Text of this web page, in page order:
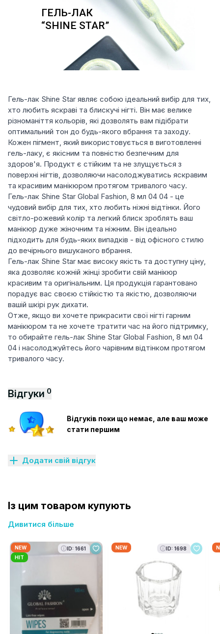
Гель-лак Shine Star являє собою ідеальний вибір для тих,
хто любить яскраві та блискучі нігті. Він має велике
різноманіття кольорів, які дозволять вам підібрати
оптимальний тон до будь-якого вбрання та заходу.
Кожен пігмент, який використовується в виготовленні
гель-лаку, є якісним та повністю безпечним для
здоров'я. Продукт є стійким та не злущується з
поверхні нігтів, дозволяючи насолоджуватись яскравим
та красивим манікюром протягом тривалого часу.
Гель-лак Shine Star Global Fashion, 8 мл 04 04 - це
чудовий вибір для тих, хто любить ніжні відтінки. Його
світло-рожевий колір та легкий блиск зроблять ваш
манікюр дуже жіночним та ніжним. Він ідеально
підходить для будь-яких випадків - від офісного стилю
до вечірнього вишуканого вбрання.
Гель-лак Shine Star має високу якість та доступну ціну,
яка дозволяє кожній жінці зробити свій манікюр
красивим та оригінальним. Ця продукція гарантовано
порадує вас своєю стійкістю та якістю, дозволяючи
вашій шкірі рук дихати.
Отже, якщо ви хочете прикрасити свої нігті гарним
манікюром та не хочете тратити час на його підтримку,
то обирайте гель-лак Shine Star Global Fashion, 8 мл 04
04 і насолоджуйтесь його чарівним відтінком протягом
тривалого часу.
Відгуки 0
Відгуків поки що немає, але ваш може
стати першим
Додати свій відгук
Із цим товаром купують
Дивитися більше
NEW
HIT
ID: 1661 NEW ID: 1698